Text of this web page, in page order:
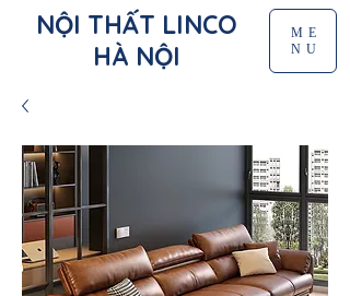
NỘI THẤT LINCO
HÀ NỘI
ME
NU